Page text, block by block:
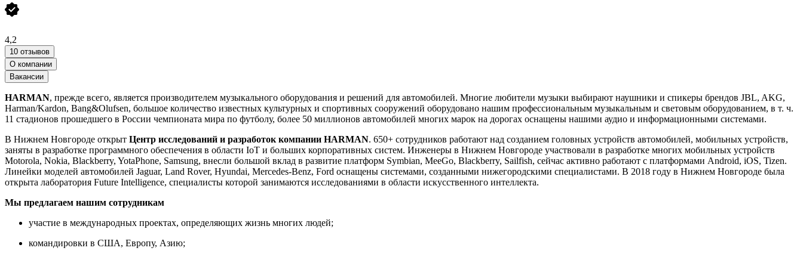
4,2
10 отзывов
О компании
Вакансии
HARMAN, прежде всего, является производителем музыкального оборудования и решений для автомобилей. Многие любители музыки выбирают наушники и спикеры брендов JBL, AKG,
Harman/Kardon, Bang&Olufsen, большое количество известных культурных и спортивных сооружений оборудовано нашим профессиональным музыкальным и световым оборудованием, в т. ч.
11 стадионов прошедшего в России чемпионата мира по футболу, более 50 миллионов автомобилей многих марок на дорогах оснащены нашими аудио и информационными системами.
В Нижнем Новгороде открыт Центр исследований и разработок компании HARMAN. 650+ сотрудников работают над созданием головных устройств автомобилей, мобильных устройств,
заняты в разработке программного обеспечения в области IoT и больших корпоративных систем. Инженеры в Нижнем Новгороде участвовали в разработке многих мобильных устройств
Motorola, Nokia, Blackberry, YotaPhone, Samsung, внесли большой вклад в развитие платформ Symbian, MeeGo, Blackberry, Sailfish, сейчас активно работают с платформами Android, iOS, Tizen.
Линейки моделей автомобилей Jaguar, Land Rover, Hyundai, Mercedes-Benz, Ford оснащены системами, созданными нижегородскими специалистами. В 2018 году в Нижнем Новгороде была
открыта лаборатория Future Intelligence, специалисты которой занимаются исследованиями в области искусственного интеллекта.
Мы предлагаем нашим сотрудникам
участие в международных проектах, определяющих жизнь многих людей;
командировки в США, Европу, Азию;